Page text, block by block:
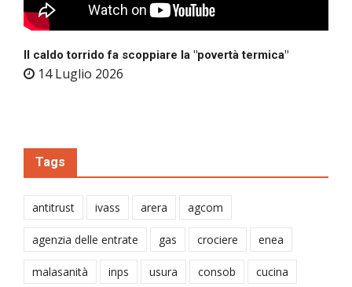
Il caldo torrido fa scoppiare la "povertà termica"
14 Luglio 2026
Tags
antitrust ivass arera agcom
agenzia delle entrate gas crociere enea
malasanità inps usura consob cucina